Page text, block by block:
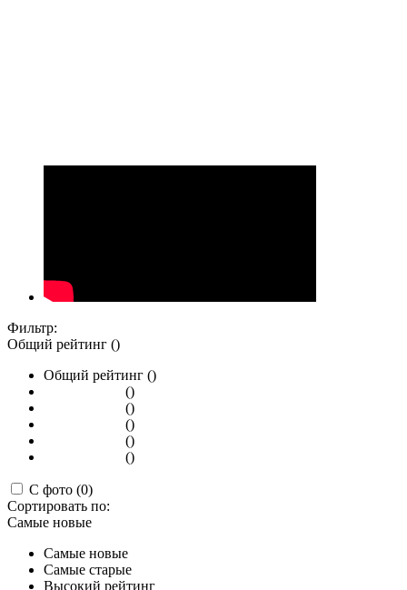
Фильтр:
Общий рейтинг ()
Общий рейтинг ()
()
()
()
()
()
С фото (0)
Сортировать по:
Самые новые
Самые новые
Самые старые
Высокий рейтинг